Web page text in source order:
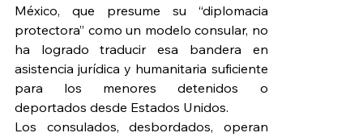
México, que presume su “diplomacia
protectora” como un modelo consular, no
ha logrado traducir esa bandera en
asistencia jurídica y humanitaria suficiente
para los menores detenidos o
deportados desde Estados Unidos.
Los consulados, desbordados, operan